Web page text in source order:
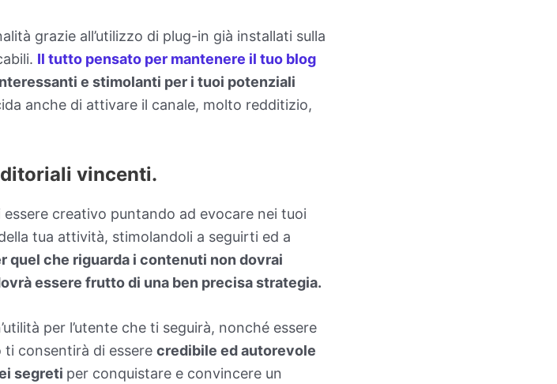
grazie all’utilizzo di plug-in già installati sulla
Il tutto pensato per mantenere il tuo blog
e stimolanti per i tuoi potenziali
anche di attivare il canale, molto redditizio,
vincenti.
creativo puntando ad evocare nei tuoi
tua attività, stimolandoli a seguirti ed a
quel che riguarda i contenuti non dovrai
essere frutto di una ben precisa strategia.
per l’utente che ti seguirà, nonché essere
consentirà di essere credibile ed autorevole
segreti per conquistare e convincere un